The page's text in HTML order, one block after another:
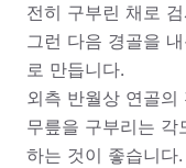
전히 구부린 채로
그런 다음 경골을
로 만듭니다.
외측 반월상 연골의
무릎을 구부리는
하는 것이 좋습니다.